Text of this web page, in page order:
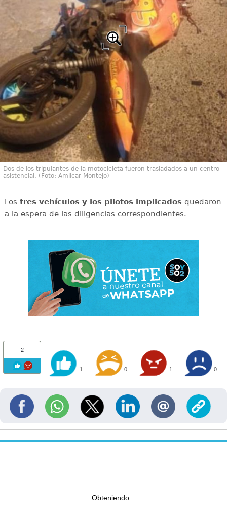
Dos de los tripulantes de la motocicleta fueron trasladados a un centro
asistencial. (Foto: Amilcar Montejo)
Los tres vehículos y los pilotos implicadosquedaron
a la espera de las diligencias correspondientes.
2
1 0 1 0
Obteniendo...